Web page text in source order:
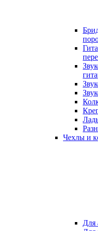
Чехлы и
Для